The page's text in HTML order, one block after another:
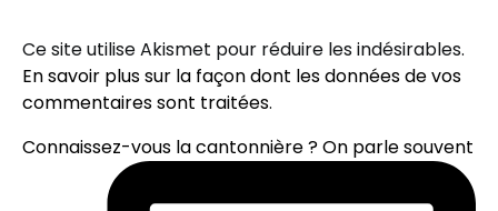
Ce site utilise Akismet pour réduire les indésirables.
En savoir plus sur la façon dont les données de vos
commentaires sont traitées.
Connaissez-vous la cantonnière ? On parle souvent